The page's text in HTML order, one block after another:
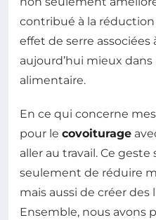
contribué à la réduction
effet de serre associées
aujourd’hui mieux
alimentaire.
En ce qui concerne
pour le covoiturage
aller au travail. Ce
seulement de réduire
mais aussi de créer des
Ensemble, nous avons